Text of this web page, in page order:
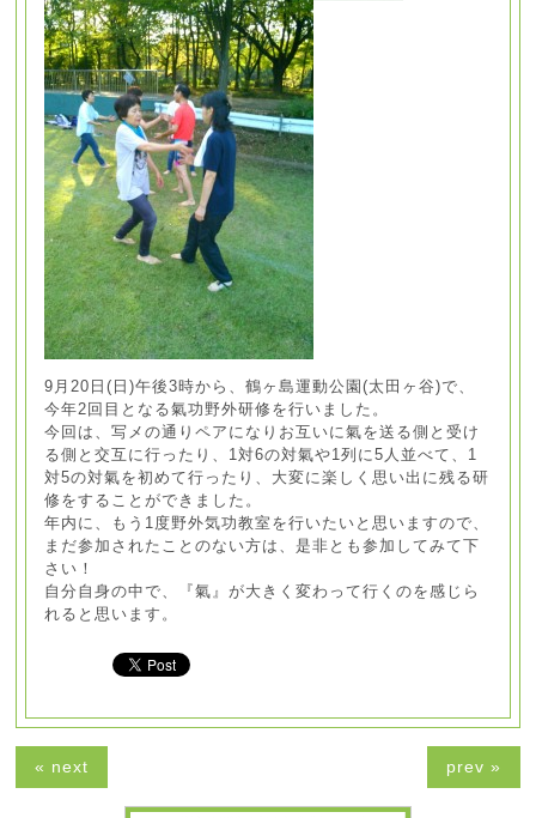
9月20日(日)午後3時から、鶴ヶ島運動公園(太田ヶ谷)で、
今年2回目となる氣功野外研修を行いました。
今回は、写メの通りペアになりお互いに氣を送る側と受け
る側と交互に行ったり、1対6の対氣や1列に5人並べて、1
対5の対氣を初めて行ったり、大変に楽しく思い出に残る研
修をすることができました。
年内に、もう1度野外気功教室を行いたいと思いますので、
まだ参加されたことのない方は、是非とも参加してみて下
さい！
自分自身の中で、『氣』が大きく変わって行くのを感じら
れると思います。
« next prev »